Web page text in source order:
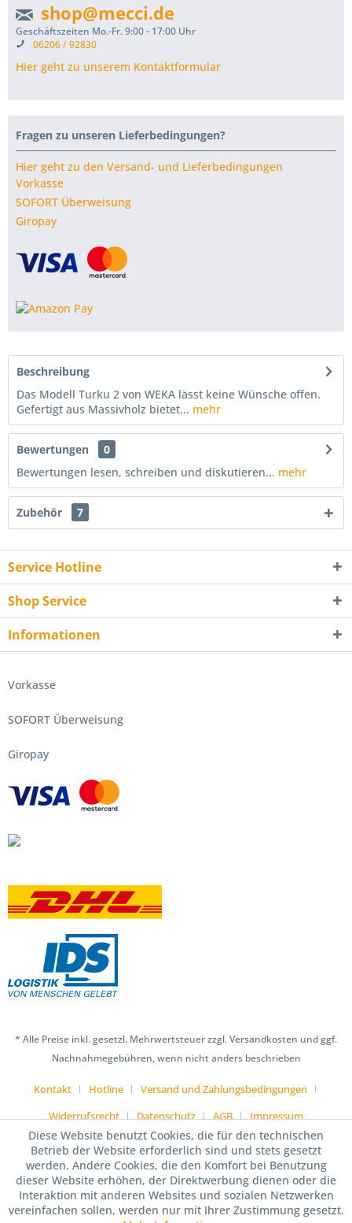
shop@mecci.de
Geschäftszeiten Mo.-Fr. 9:00 - 17:00 Uhr
06206 / 92830
Hier geht zu unserem Kontaktformular
Fragen zu unseren Lieferbedingungen?
Hier geht zu den Versand- und Lieferbedingungen
Vorkasse
SOFORT Überweisung
Giropay
Beschreibung
Das Modell Turku 2 von WEKA lässt keine Wünsche offen.
Gefertigt aus Massivholz bietet... mehr
Bewertungen
0
Bewertungen lesen, schreiben und diskutieren... mehr
Zubehör 7
Service Hotline
Shop Service
Informationen
Vorkasse
SOFORT Überweisung
Giropay
* Alle Preise inkl. gesetzl. Mehrwertsteuer zzgl. Versandkosten und ggf.
Nachnahmegebühren, wenn nicht anders beschrieben
Kontakt Hotline
Versand und Zahlungsbedingungen
Widerrufsrecht
Datenschutz AGB Impressum
Diese Website benutzt Cookies, die für den technischen
Betrieb der Website erforderlich sind und stets gesetzt
werden. Andere Cookies, die den Komfort bei Benutzung
dieser Website erhöhen, der Direktwerbung dienen oder die
Interaktion mit anderen Websites und sozialen Netzwerken
vereinfachen sollen, werden nur mit Ihrer Zustimmung gesetzt.